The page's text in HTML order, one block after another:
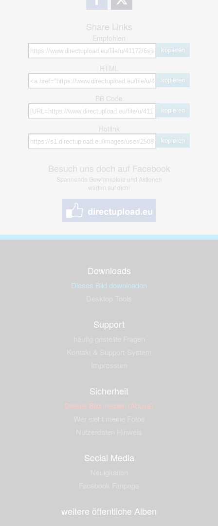
Share Links
Empfohlen
kopieren
HTML
kopieren
BB Code
kopieren
Hotlink
kopieren
Besuch uns doch auf Facebook
Spannende Gewinnspiele und Aktionen
warten auf dich!
Downloads
Dieses Bild downloaden
Support
Sicherheit
Dieses Bild melden (Abuse)
Social Media
weitere öffentliche Alben